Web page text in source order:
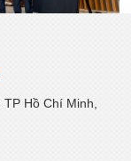
Hồ Chí Minh,